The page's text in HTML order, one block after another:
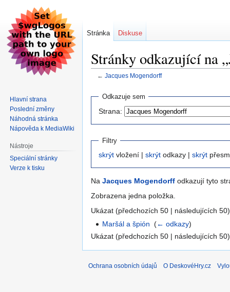
Stránky odkazující na
← Jacques Mogendorff
Skočit
navigaci
Skočit
vyhledávání
Odkazuje sem
Strana:
Filtry
skrýt vložení | skrýt odkazy | skrýt
Na Jacques Mogendorff odkazují tyto
Zobrazena jedna položka.
Ukázat (předchozích 50 | následujících
Maršál a špión ‎(← odkazy)
Ukázat (předchozích 50 | následujících
Stránka Diskuse
Hlavní strana
Poslední změny
Náhodná stránka
Nápověda k MediaWiki
Nástroje
Speciální stránky
Verze k tisku
Ochrana osobních údajů O DeskovéHry.cz